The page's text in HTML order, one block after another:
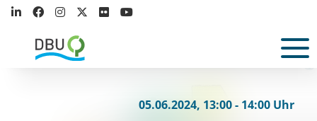
M
ar
iaM
agdal
ena St
r
05.06.2024, 13:00 - 14:00 Uhr